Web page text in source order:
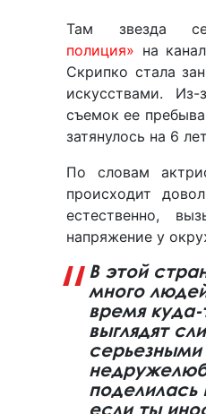
Там звезда
полиция» на
Скрипко стала
искусствами.
съемок ее
затянулось на 6
По словам
происходит
естественно,
напряжение у
В этой
много
время куда-
выглядят
серьезными
поделилась
если ты